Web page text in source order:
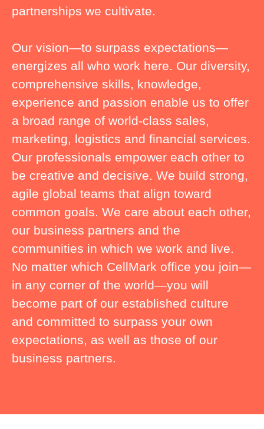
partnerships we cultivate.
Our vision—to surpass expectations—
energizes all who work here. Our diversity,
comprehensive skills, knowledge,
experience and passion enable us to offer
a broad range of world-class sales,
marketing, logistics and financial services.
Our professionals empower each other to
be creative and decisive. We build strong,
agile global teams that align toward
common goals. We care about each other,
our business partners and the
communities in which we work and live.
No matter which CellMark office you join—
in any corner of the world—you will
become part of our established culture
and committed to surpass your own
expectations, as well as those of our
business partners.